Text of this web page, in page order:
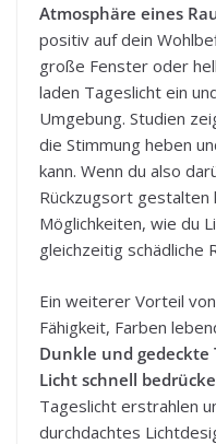
Atmosphäre eines
positiv auf dein
große Fenster oder
laden Tageslicht ein
Umgebung. Studien
die Stimmung heben
kann. Wenn du also
Rückzugsort gestalten
Möglichkeiten, wie du
gleichzeitig schädliche
Ein weiterer Vorteil
Fähigkeit, Farben
Dunkle und
Licht schnell
Tageslicht erstrahlen
durchdachtes